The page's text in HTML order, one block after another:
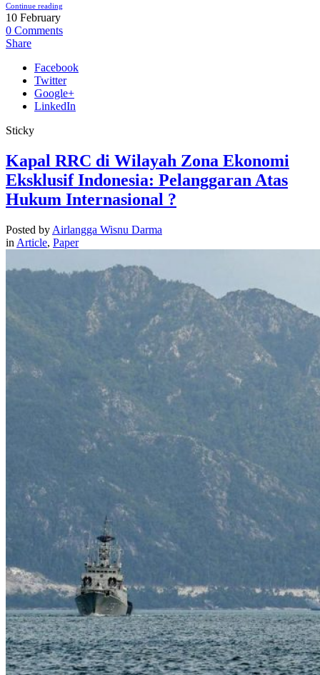
Continue reading
10 February
0 Comments
Share
Facebook
Twitter
Google+
LinkedIn
Sticky
Kapal RRC di Wilayah Zona Ekonomi
Eksklusif Indonesia: Pelanggaran Atas
Hukum Internasional ?
Posted by Airlangga Wisnu Darma
in Article, Paper